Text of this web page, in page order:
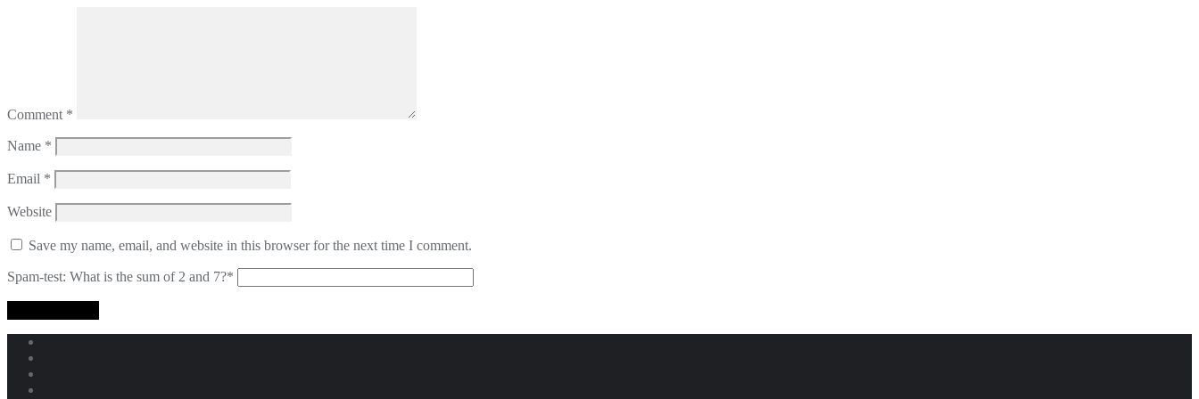
Comment *
Name *
Email *
Website
Save my name, email, and website in this browser for the next time I comment.
Spam-test: What is the sum of 2 and 7?*